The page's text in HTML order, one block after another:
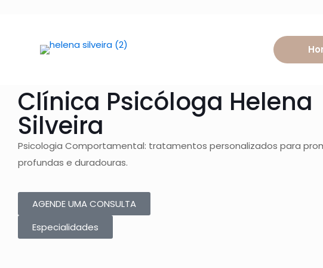
Tratamentos
Psicológicos
Clínica Psicóloga Helena
Silveira
Psicologia Comportamental: tratamentos personalizados para
profundas e duradouras.
AGENDE UMA CONSULTA
Especialidades